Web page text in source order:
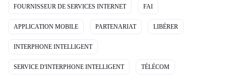
FOURNISSEUR DE SERVICES INTERNET FAI
APPLICATION MOBILE PARTENARIAT LIBÉRER
INTERPHONE INTELLIGENT
SERVICE D'INTERPHONE INTELLIGENT TÉLÉCOM